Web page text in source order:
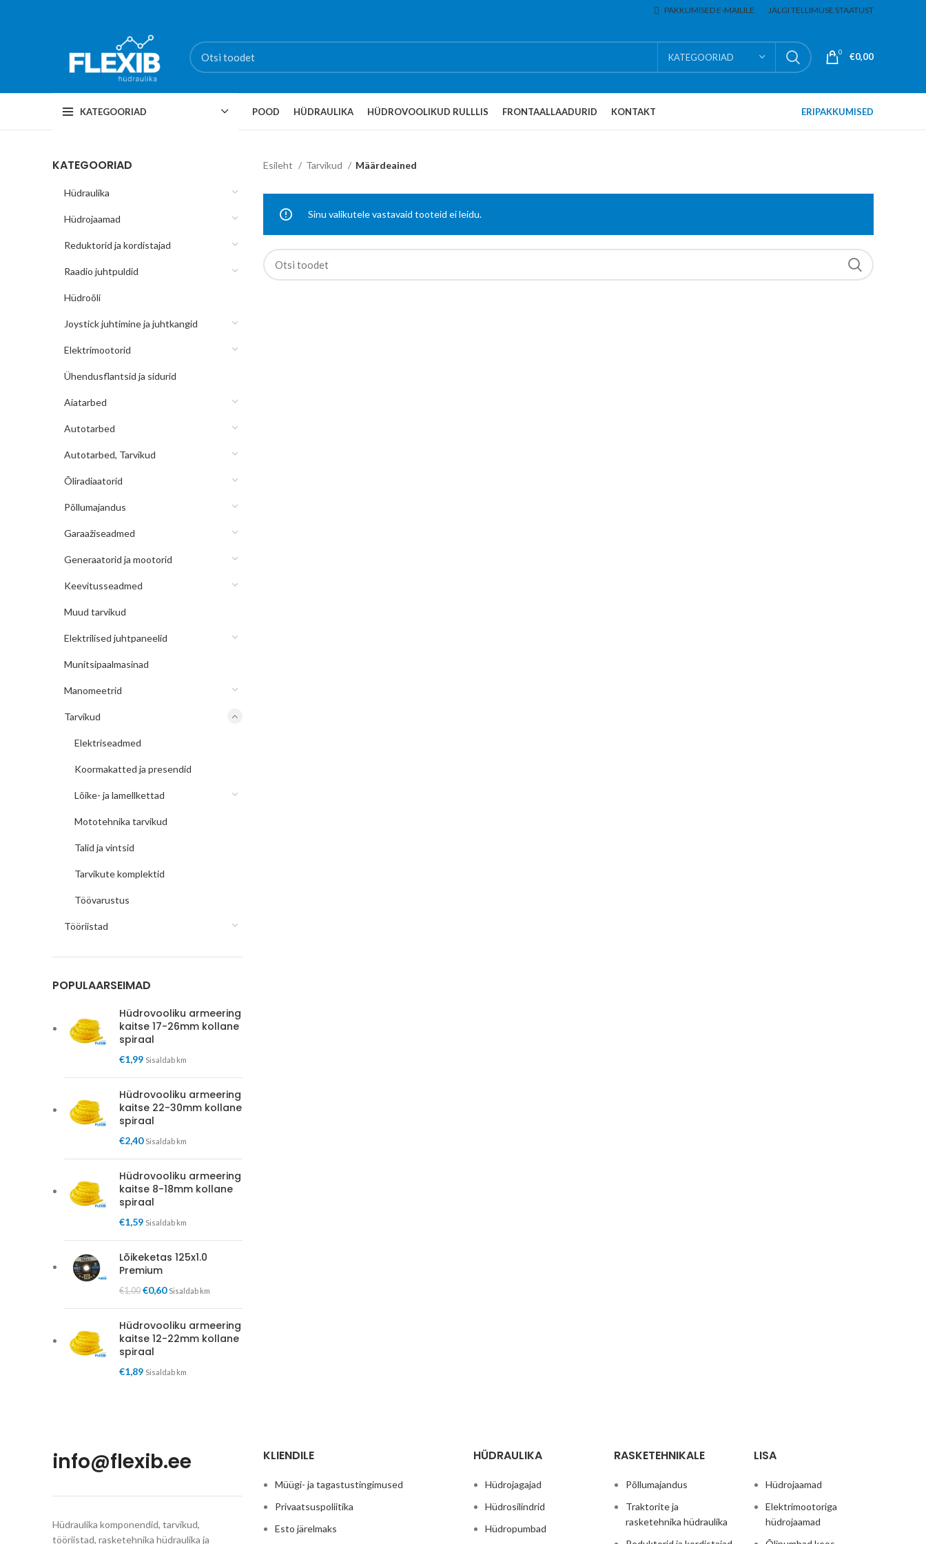
PAKKUMISED E-MAILILE JÄLGI TELLIMUSE STAATUST
KATEGOORIAD 0 €0,00
KATEGOORIAD POOD HÜDRAULIKA HÜDROVOOLIKUD RULLLIS FRONTAALLAADURID KONTAKT ERIPAKKUMISED
KATEGOORIAD
Hüdraulika
Hüdrojaamad
Reduktorid ja kordistajad
Raadio juhtpuldid
Hüdroõli
Joystick juhtimine ja juhtkangid
Elektrimootorid
Ühendusflantsid ja sidurid
Aiatarbed
Autotarbed
Autotarbed, Tarvikud
Õliradiaatorid
Põllumajandus
Garaažiseadmed
Generaatorid ja mootorid
Keevitusseadmed
Muud tarvikud
Elektrilised juhtpaneelid
Munitsipaalmasinad
Manomeetrid
Tarvikud
Elektriseadmed
Koormakatted ja presendid
Lõike- ja lamellkettad
Mototehnika tarvikud
Talid ja vintsid
Tarvikute komplektid
Töövarustus
Tööriistad
POPULAARSEIMAD
Hüdrovooliku armeering
kaitse 17-26mm kollane
spiraal
€1,99 Sisaldab km
Hüdrovooliku armeering
kaitse 22-30mm kollane
spiraal
€2,40 Sisaldab km
Hüdrovooliku armeering
kaitse 8-18mm kollane
spiraal
€1,59 Sisaldab km
Lõikeketas 125x1.0
Premium
€1,00 €0,60 Sisaldab km
Hüdrovooliku armeering
kaitse 12-22mm kollane
spiraal
€1,89 Sisaldab km
Esileht Tarvikud Määrdeained
Sinu valikutele vastavaid tooteid ei leidu.
info@flexib.ee
Hüdraulika komponendid, tarvikud,
tööriistad, rasketehnika hüdraulika ja
KLIENDILE
Müügi- ja tagastustingimused
Privaatsuspoliitika
Esto järelmaks
HÜDRAULIKA
Hüdrojagajad
Hüdrosilindrid
Hüdropumbad
RASKETEHNIKALE
Põllumajandus
Traktorite ja
rasketehnika hüdraulika
LISA
Hüdrojaamad
Elektrimootoriga
hüdrojaamad